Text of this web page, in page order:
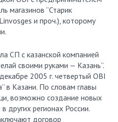
магазинов “Старик
и проч.), которому
СП с казанской компанией
своими руками — Казань”.
2005 г. четвертый OBI
в Казани. По словам главы
возможно создание новых
других регионах России.
договор